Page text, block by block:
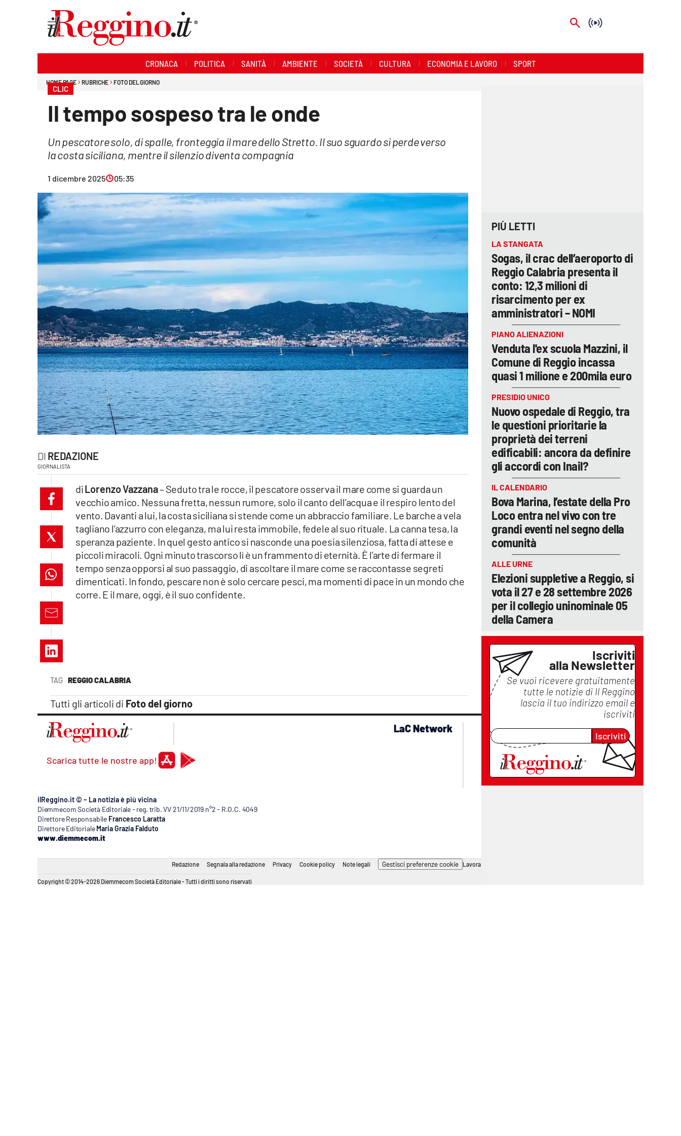
Economia e lavoro
Streaming
Lac Network
cosenzachannel.it
ilvibonese.it
catanzarochannel.it
lacapitalenews.it
Vai
CRONACA POLITICA SANITÀ AMBIENTE SOCIETÀ CULTURA ECONOMIA E LAVORO SPORT
HOME PAGE RUBRICHE FOTO DEL GIORNO
CLIC
Il tempo sospeso tra le onde
Un pescatore solo, di spalle, fronteggia il mare dello Stretto. Il suo sguardo si perde verso
la costa siciliana, mentre il silenzio diventa compagnia
1 dicembre 2025 05:35
REDAZIONE
GIORNALISTA
TAG REGGIO CALABRIA
Tutti gli articoli di Foto del giorno
diLorenzo Vazzana– Seduto tra le rocce, il pescatore osserva il mare come si guarda un
vecchio amico. Nessuna fretta, nessun rumore, solo il canto dell’acqua e il respiro lento del
vento. Davanti a lui, la costa siciliana si stende come un abbraccio familiare. Le barche a vela
tagliano l’azzurro con eleganza, ma lui resta immobile, fedele al suo rituale. La canna tesa, la
speranza paziente. In quel gesto antico si nasconde una poesia silenziosa, fatta di attese e
piccoli miracoli. Ogni minuto trascorso lì è un frammento di eternità. È l’arte di fermare il
tempo senza opporsi al suo passaggio, di ascoltare il mare come se raccontasse segreti
dimenticati. In fondo, pescare non è solo cercare pesci, ma momenti di pace in un mondo che
corre. E il mare, oggi, è il suo confidente.
PIÙ LETTI
LA STANGATA
Sogas, il crac dell’aeroporto di
Reggio Calabria presenta il
conto: 12,3 milioni di
risarcimento per ex
amministratori – NOMI
PIANO ALIENAZIONI
Venduta l'ex scuola Mazzini, il
Comune di Reggio incassa
quasi 1 milione e 200mila euro
PRESIDIO UNICO
Nuovo ospedale di Reggio, tra
le questioni prioritarie la
proprietà dei terreni
edificabili: ancora da definire
gli accordi con Inail?
IL CALENDARIO
Bova Marina, l’estate della Pro
Loco entra nel vivo con tre
grandi eventi nel segno della
comunità
ALLE URNE
Elezioni suppletive a Reggio, si
vota il 27 e 28 settembre 2026
per il collegio uninominale 05
della Camera
Iscriviti
alla Newsletter
Se vuoi ricevere gratuitamente
tutte le notizie di Il Reggino
lascia il tuo indirizzo email e
iscriviti
Iscriviti
Scarica tutte le nostre app!
LaC Network
lacplay.it
lactv.it
laconair.it
lacitymag.it
lacapitalenews.it
cosenzachannel.it
ilvibonese.it
catanzarochannel.it
ilReggino.it © – La notizia è più vicina
Diemmecom Società Editoriale - reg. trib. VV 21/11/2019 n°2 - R.O.C. 4049
Direttore Responsabile Francesco Laratta
Direttore Editoriale Maria Grazia Falduto
www.diemmecom.it
Redazione Segnala alla redazione Privacy Cookie policy Note legali Gestisci preferenze cookie Lavora con noi
Copyright © 2014-2026 Diemmecom Società Editoriale - Tutti i diritti sono riservati